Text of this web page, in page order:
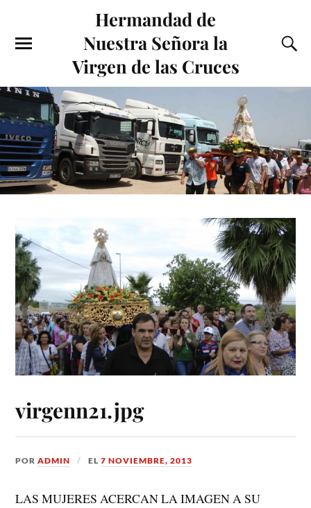
Hermandad de
Nuestra Señora la
Virgen de las Cruces
virgenn21.jpg
PORADMIN EL7 NOVIEMBRE, 2013
LAS MUJERES ACERCAN LA IMAGEN A SU